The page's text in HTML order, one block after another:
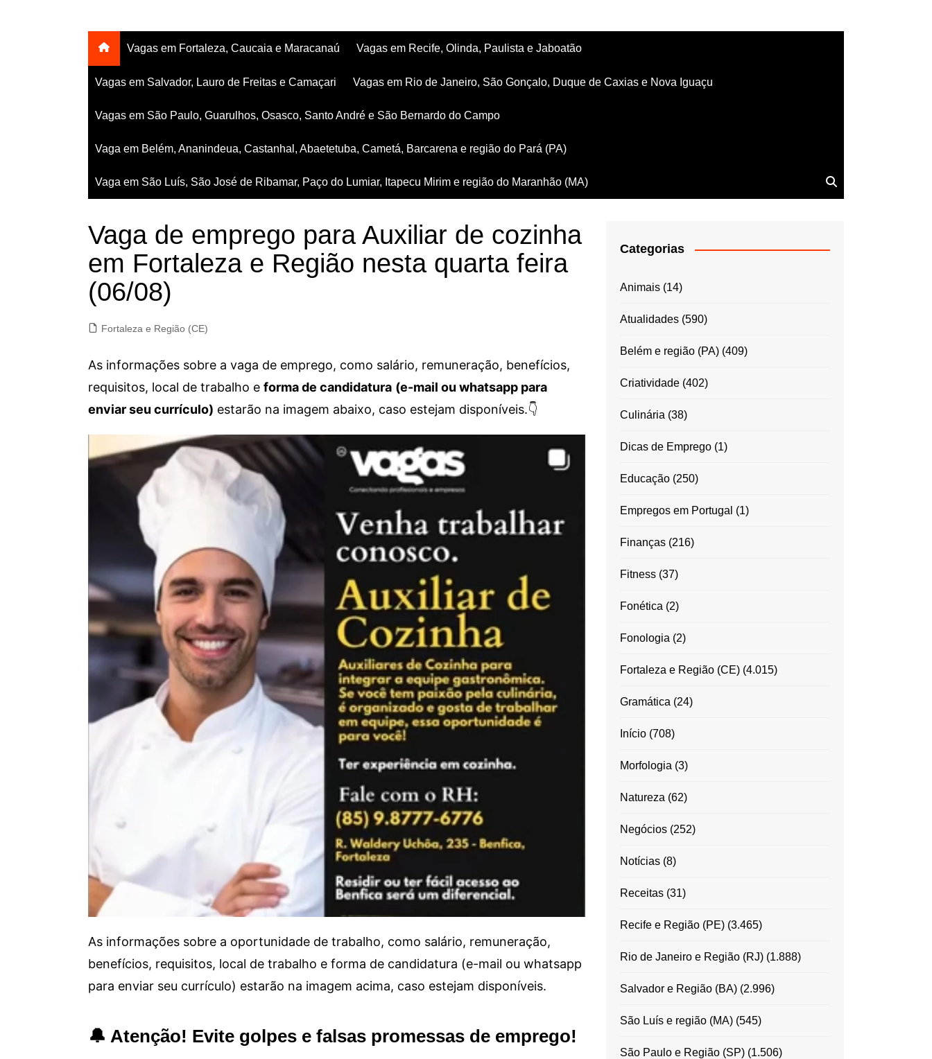
Vagas em Fortaleza, Caucaia e Maracanaú Vagas em Recife, Olinda, Paulista e Jaboatão
Vagas em Salvador, Lauro de Freitas e Camaçari Vagas em Rio de Janeiro, São Gonçalo, Duque de Caxias e Nova Iguaçu
Vagas em São Paulo, Guarulhos, Osasco, Santo André e São Bernardo do Campo
Vaga em Belém, Ananindeua, Castanhal, Abaetetuba, Cametá, Barcarena e região do Pará (PA)
Vaga em São Luís, São José de Ribamar, Paço do Lumiar, Itapecu Mirim e região do Maranhão (MA)
Vaga de emprego para Auxiliar de cozinha
em Fortaleza e Região nesta quarta feira
(06/08)
Fortaleza e Região (CE)
As informações sobre a vaga de emprego, como salário, remuneração, benefícios,
requisitos, local de trabalho e forma de candidatura (e-mail ou whatsapp para
enviar seu currículo) estarão na imagem abaixo, caso estejam disponíveis.👇
As informações sobre a oportunidade de trabalho, como salário, remuneração,
benefícios, requisitos, local de trabalho e forma de candidatura (e-mail ou whatsapp
para enviar seu currículo) estarão na imagem acima, caso estejam disponíveis.
🔔 Atenção! Evite golpes e falsas promessas de emprego!
Categorias
Animais(14)
Atualidades(590)
Belém e região (PA)(409)
Criatividade(402)
Culinária (38)
Dicas de Emprego(1)
Educação(250)
Empregos em Portugal (1)
Finanças(216)
Fitness(37)
Fonética (2)
Fonologia (2)
Fortaleza e Região (CE)(4.015)
Gramática (24)
Início(708)
Morfologia (3)
Natureza (62)
Negócios(252)
Notícias(8)
Receitas(31)
Recife e Região (PE)(3.465)
Rio de Janeiro e Região (RJ)(1.888)
Salvador e Região (BA)(2.996)
São Luís e região (MA)(545)
São Paulo e Região (SP)(1.506)